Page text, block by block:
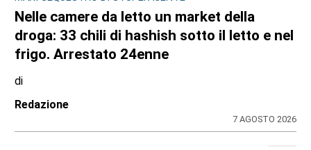
Nelle camere da letto un market della
droga: 33 chili di hashish sotto il letto e nel
frigo. Arrestato 24enne
di
Redazione
7 AGOSTO 2026